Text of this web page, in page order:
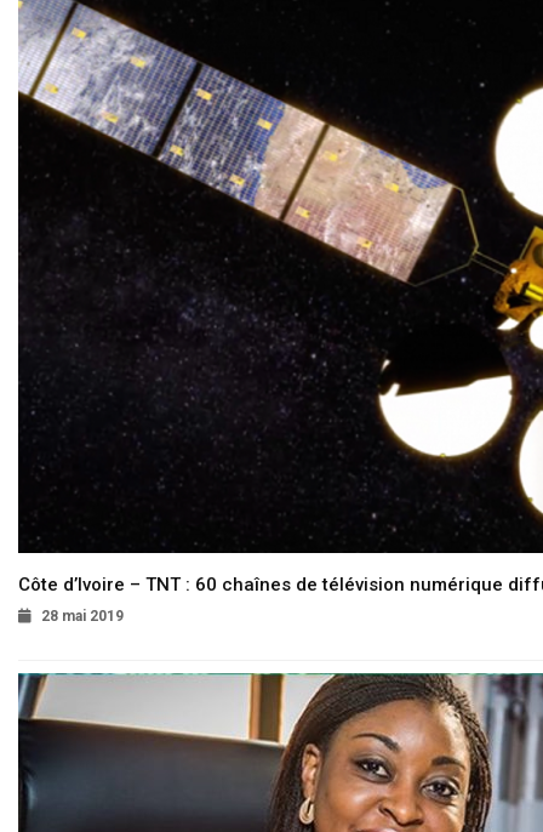
Côte d’Ivoire – TNT : 60 chaînes de télévision numérique
28 mai 2019